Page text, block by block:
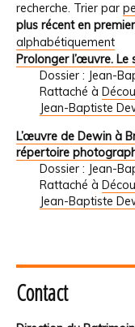
recherche. Trier par
plus récent en
alphabétiquement
Prolonger l’œuvre. Le
Dossier : Jean-
Rattaché à
Jean-Baptiste
L’œuvre de Dewin à
répertoire
Dossier : Jean-
Rattaché à
Jean-Baptiste
Contact